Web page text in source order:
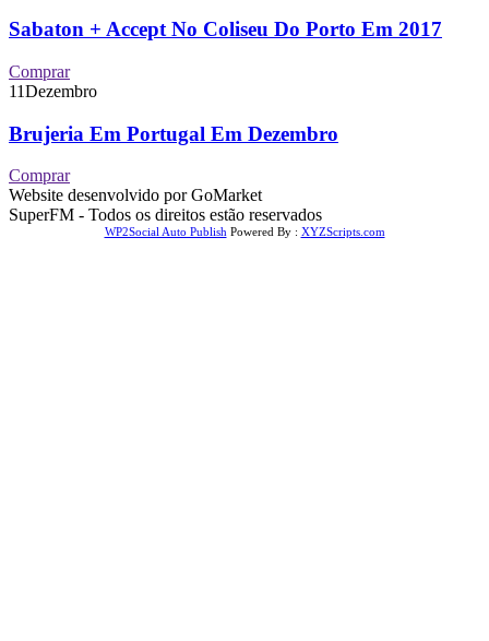
Sabaton + Accept No Coliseu Do Porto Em 2017
Comprar
11Dezembro
Brujeria Em Portugal Em Dezembro
Comprar
Website desenvolvido por GoMarket
SuperFM - Todos os direitos estão reservados
WP2Social Auto Publish Powered By : XYZScripts.com